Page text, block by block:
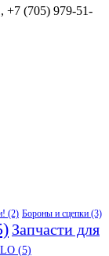
+7 (705) 979-51-
(2) Бороны и сцепки (3)
Запчасти для
(5)